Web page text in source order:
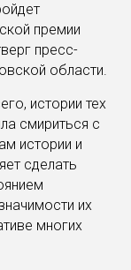
премии
пресс-
области.
истории тех
смириться с
истории и
сделать
их
многих